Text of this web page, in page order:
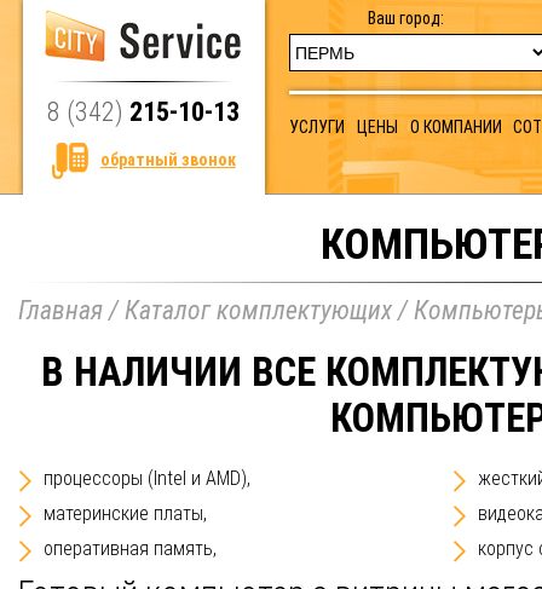
8 (342) 215-10-13
обратный звонок
Ваш город:
УСЛУГИ ЦЕНЫ О КОМПАНИИ
Главная/Каталог комплектующих/
В НАЛИЧИИ ВСЕ
процессоры (Intel и AMD),
материнские платы,
оперативная память,
корпус